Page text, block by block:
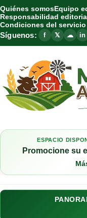
Quiénes somosEquipo
Responsabilidad
Condiciones del servicio
Síguenos: f 𝕏 ☁ in
ESPACIO
Promocione su